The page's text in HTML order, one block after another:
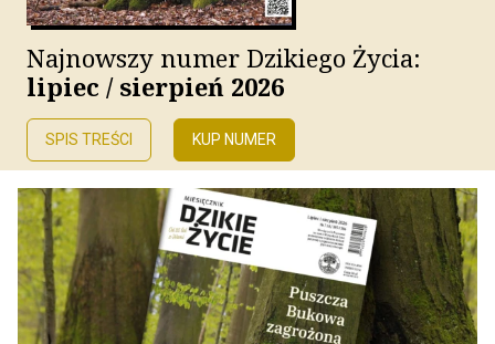
Najnowszy numer Dzikiego Życia:
lipiec / sierpień 2026
SPIS TREŚCI KUP NUMER